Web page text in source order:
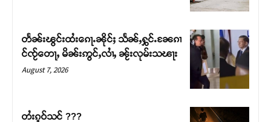
တႃႇႁႂ်ႈသဵင်ၵၢင်ၸႂ်ၵူၼ်းမိူင်း ၵူႈတီႈၵူႈလႅၼ်ပေႃးတေၸွ
တ်ႇ တူဝ်ႈလုမ်ႈၾႃႉၼၼ်ႉ ၶဝ်ႈႁူမ်ႈၵမ်ႉထႅမ် ၸုမ်းၶၢ
ဝ်ႇၽူႈတွႆႇႁွၵ်ႈ လႆႈယူႇၶႃႈဢေႃႈ။
တႅၼ်းၽွင်းထႆးၵေႃႉၼိုင်ႈ သႅၼ်ႇႁွင်ႉၼႄၵၢ
င်ၸႂ်တေႃႇ မိၼ်းဢွင်ႇလၢႆႇ ၼႂ်းလုမ်းသၽႃး
August 7, 2026
တႆးၵူဝ်သင် ???